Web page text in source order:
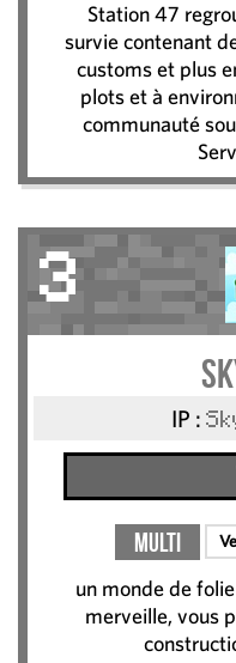
Station 47
survie contenant
customs et plus
plots et à
communauté
3
IP :
Multi
un monde de
merveille, vous